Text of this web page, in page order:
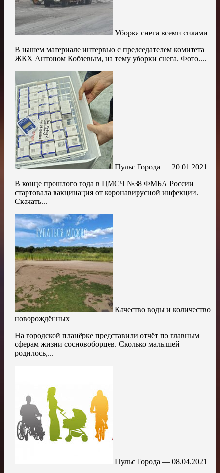
Уборка снега всеми силами
В нашем материале интервью с председателем комитета
ЖКХ Антоном Кобзевым, на тему уборки снега. Фото....
Пульс Города — 20.01.2021
В конце прошлого года в ЦМСЧ №38 ФМБА России
стартовала вакцинация от коронавирусной инфекции.
Скачать...
Качество воды и количество
новорождённых
На городской планёрке представили отчёт по главным
сферам жизни сосновоборцев. Сколько малышей
родилось,...
Пульс Города — 08.04.2021